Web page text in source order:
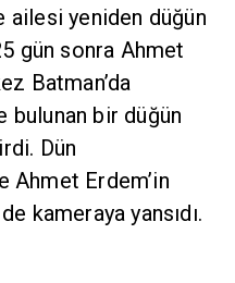
ailesi yeniden düğün
gün sonra Ahmet
Batman’da
bulunan bir düğün
Dün
Ahmet Erdem’in
kameraya yansıdı.